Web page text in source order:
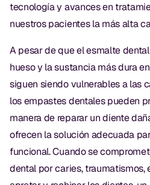
Protectores Bucales Deportivos
RESTAURATIVO
All-on-4
All-on-6
Coronas y Fundas
Puentes Dentales
Empastes Dentales
tecnología y avances en
nuestros pacientes la más alta
A pesar de que el esmalte
hueso y la sustancia más dura
siguen siendo vulnerables a las
los empastes dentales pueden
manera de reparar un diente
ofrecen la solución adecuada
funcional. Cuando se
dental por caries, traumatismos,